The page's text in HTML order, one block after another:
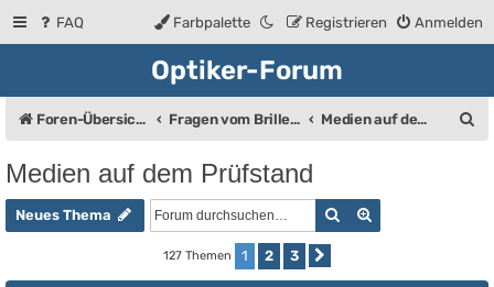
FAQ Anmelden
Registrieren
Farbpalette
Optiker-Forum
Foren-Übersicht Fragen vom Brillenträger an den Augenoptiker Medien auf dem Prüfstand
Medien auf dem Prüfstand
Neues Thema Suche
127 Themen 1 2 3